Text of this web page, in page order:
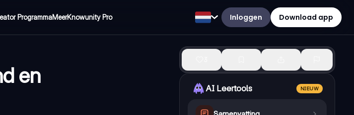
ProgrammaMeerKnowunity Pro Inloggen Download app
en
AI Leertools NIEUW